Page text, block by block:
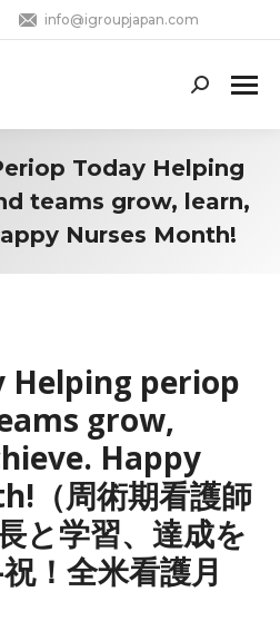
info@igroupjapan.com
Search:
Today Helping
teams grow, learn,
Nurses Month!
Helping periop
grow,
Happy
（周術期看護師
と学習、達成を
！全米看護月